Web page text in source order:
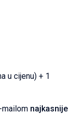
u cijenu) + 1
mailom najkasnije